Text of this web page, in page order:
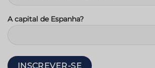
A capital de Espanha?